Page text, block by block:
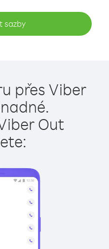
sazby
přes Viber
Out